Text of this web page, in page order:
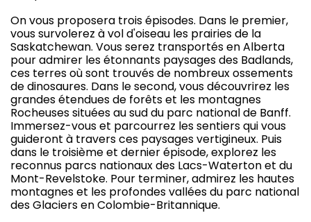
On vous proposera trois épisodes. Dans le premier,
vous survolerez à vol d'oiseau les prairies de la
Saskatchewan. Vous serez transportés en Alberta
pour admirer les étonnants paysages des Badlands,
ces terres où sont trouvés de nombreux ossements
de dinosaures. Dans le second, vous découvrirez les
grandes étendues de forêts et les montagnes
Rocheuses situées au sud du parc national de Banff.
Immersez-vous et parcourrez les sentiers qui vous
guideront à travers ces paysages vertigineux. Puis
dans le troisième et dernier épisode, explorez les
reconnus parcs nationaux des Lacs-Waterton et du
Mont-Revelstoke. Pour terminer, admirez les hautes
montagnes et les profondes vallées du parc national
des Glaciers en Colombie-Britannique.